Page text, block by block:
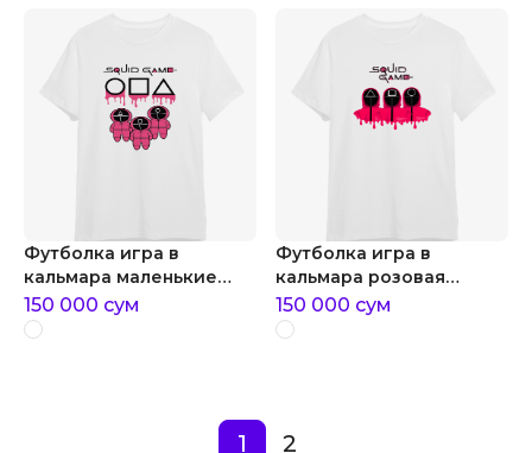
Футболка игра в
кальмара маленькие
охранники игра в
кальмара
150 000 сум
Футболка игра в
кальмара розовая
стража из игры в
кальмара
150 000 сум
1 2